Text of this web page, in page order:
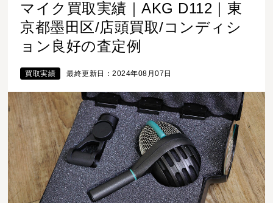
マイク買取実績｜AKG D112｜東
京都墨田区/店頭買取/コンディシ
ョン良好の査定例
買取実績 最終更新日：2024年08月07日